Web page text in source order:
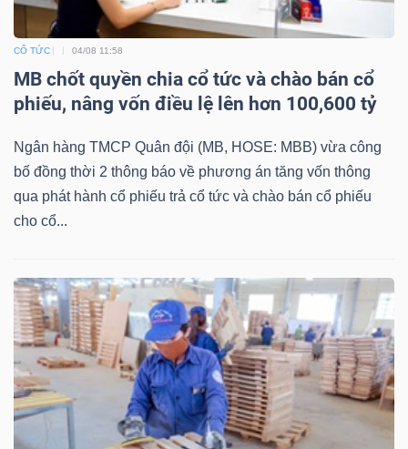
CỔ TỨC 04/08 11:58
MB chốt quyền chia cổ tức và chào bán cổ
phiếu, nâng vốn điều lệ lên hơn 100,600 tỷ
Ngân hàng TMCP Quân đội (MB, HOSE: MBB) vừa công
bố đồng thời 2 thông báo về phương án tăng vốn thông
qua phát hành cổ phiếu trả cổ tức và chào bán cổ phiếu
cho cổ...
Tất cả Cổ phiếu Chỉ số Chứng chỉ quỹ
Lãnh
đạo
Tất cả Người nội bộ Người liên quan Cổ đông lớn
Tin
(-)
Bài
viết
của
tác